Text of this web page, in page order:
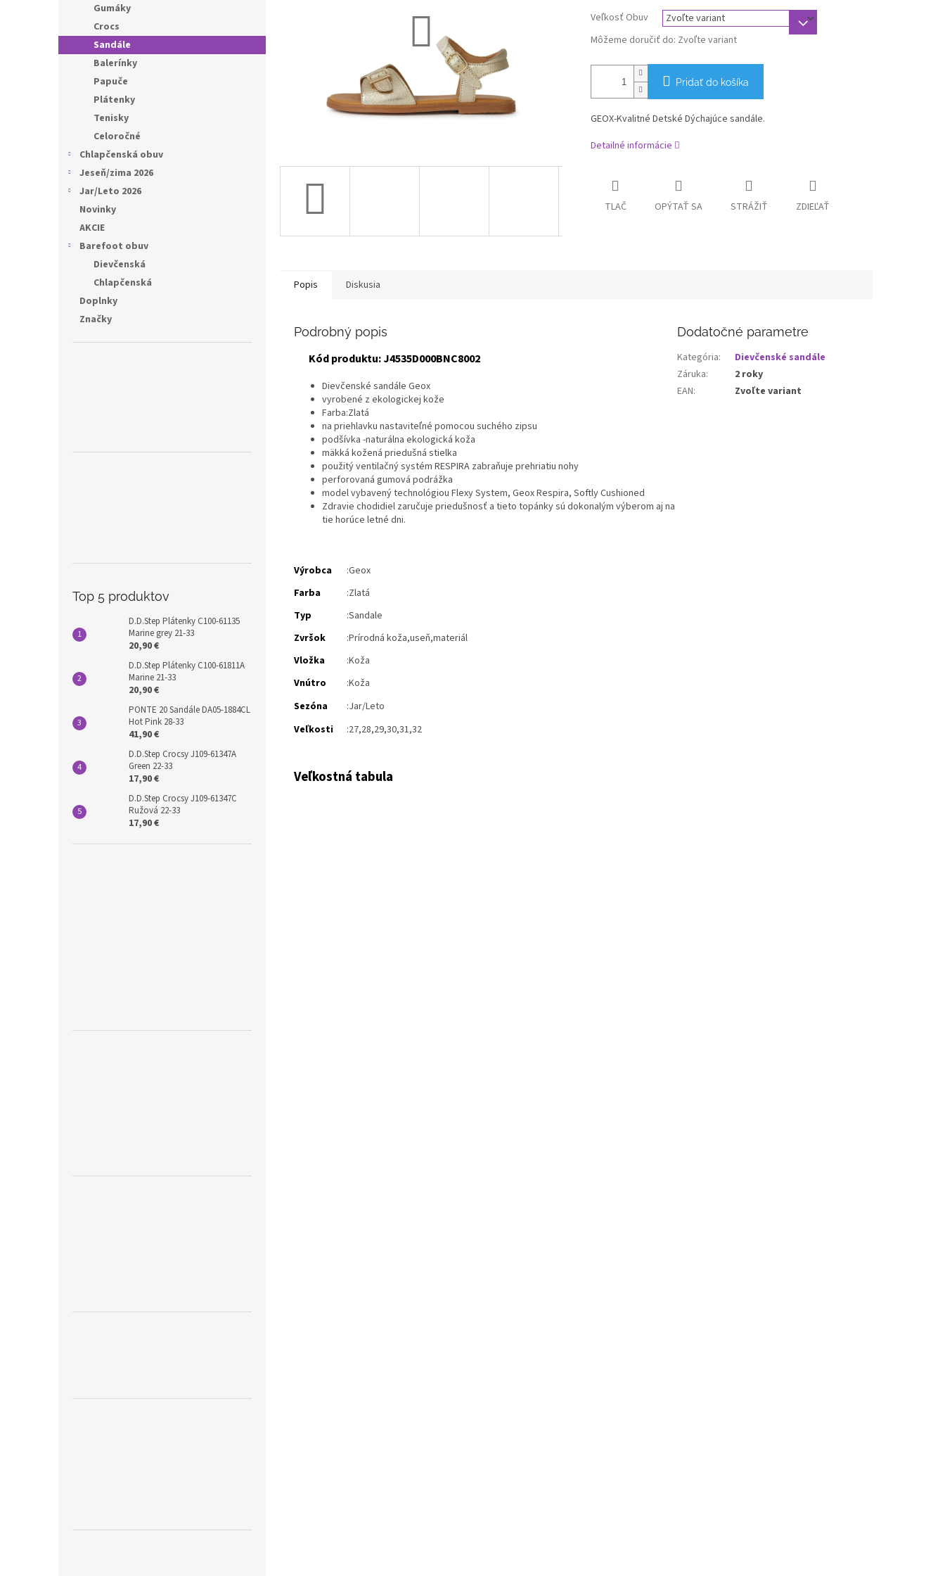
Gumáky
Crocs
Sandále
Balerínky
Papuče
Plátenky
Tenisky
Celoročné
Chlapčenská obuv
Jeseň/zima 2026
Jar/Leto 2026
Novinky
AKCIE
Barefoot obuv
Dievčenská
Chlapčenská
Doplnky
Značky
Top 5 produktov
D.D.Step Plátenky C100-61135
Marine grey 21-33
20,90 €
D.D.Step Plátenky C100-61811A
Marine 21-33
20,90 €
PONTE 20 Sandále DA05-1884CL
Hot Pink 28-33
41,90 €
D.D.Step Crocsy J109-61347A
Green 22-33
17,90 €
D.D.Step Crocsy J109-61347C
Ružová 22-33
17,90 €
Veľkosť Obuv
Môžeme doručiť do: Zvoľte variant
Pridať do košíka
GEOX-Kvalitné Detské Dýchajúce sandále.
Detailné informácie
TLAČ OPÝTAŤ SA STRÁŽIŤ ZDIEĽAŤ
Popis Diskusia
Podrobný popis
Kód produktu: J4535D000BNC8002
Dievčenské sandále Geox
vyrobené z ekologickej kože
Farba:Zlatá
na priehlavku nastaviteľné pomocou suchého zipsu
podšívka -naturálna ekologická koža
mäkká kožená priedušná stielka
použitý ventilačný systém RESPIRA zabraňuje prehriatiu nohy
perforovaná gumová podrážka
model vybavený technológiou Flexy System, Geox Respira, Softly Cushioned
Zdravie chodidiel zaručuje priedušnosť a tieto topánky sú dokonalým výberom aj na
tie horúce letné dni.
Výrobca
:Geox
Farba
:Zlatá
Typ
:Sandale
Zvršok
:Prírodná koža,useň,materiál
Vložka
:Koža
Vnútro
:Koža
Sezóna
:Jar/Leto
Veľkosti
:27,28,29,30,31,32
Veľkostná tabula
Dodatočné parametre
Kategória:
Dievčenské sandále
Záruka:
2 roky
EAN: Zvoľte variant